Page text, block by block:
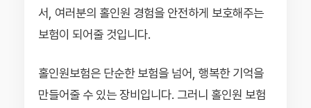
서, 여러분의 홀인원 경험을 안전하게 보호해주는
보험이 되어줄 것입니다.
홀인원보험은 단순한 보험을 넘어, 행복한 기억을
만들어줄 수 있는 장비입니다. 그러니 홀인원 보험